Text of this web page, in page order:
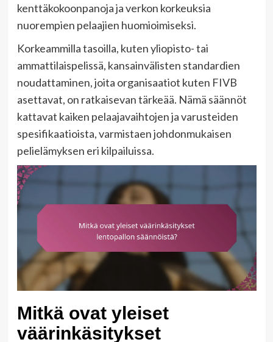
kenttäkokoonpanoja ja verkon korkeuksia
nuorempien pelaajien huomioimiseksi.
Korkeammilla tasoilla, kuten yliopisto- tai
ammattilaispelissä, kansainvälisten standardien
noudattaminen, joita organisaatiot kuten FIVB
asettavat, on ratkaisevan tärkeää. Nämä säännöt
kattavat kaiken pelaajavaihtojen ja varusteiden
spesifikaatioista, varmistaen johdonmukaisen
pelielämyksen eri kilpailuissa.
Mitkä ovat yleiset
väärinkäsitykset